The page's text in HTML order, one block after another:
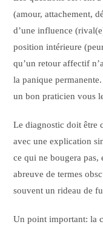
(amour, attachement,
d’une influence
position intérieure
qu’un retour affectif
la panique
un bon praticien vous
Le diagnostic doit être
avec une explication
ce qui ne bougera
abreuve de termes
souvent un rideau de
Un point important: la